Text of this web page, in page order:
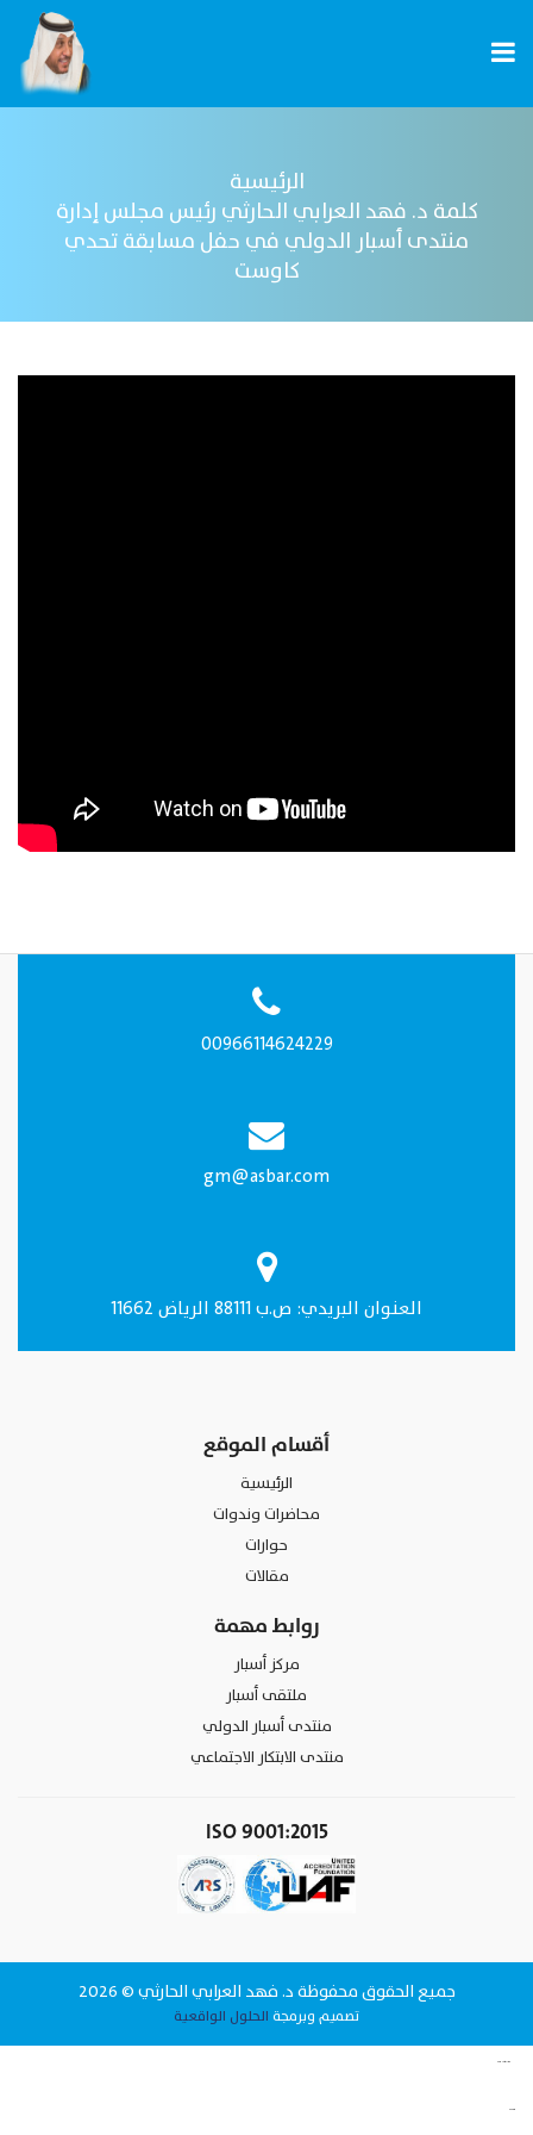
الرئيسية
كلمة د. فهد العرابي الحارثي رئيس مجلس إدارة
منتدى أسبار الدولي في حفل مسابقة تحدي
كاوست
00966114624229
gm@asbar.com
العنـوان البريدي: ص.ب 88111 الرياض 11662
أقسام الموقع
الرئيسية
محاضرات وندوات
حوارات
مقالات
روابط مهمة
مركز أسبار
ملتقى أسبار
منتدى أسبار الدولي
منتدى الابتكار الاجتماعي
ISO 9001:2015
جميع الحقوق محفوظة د. فهد العرابي الحارثي © 2026
تصميم وبرمجة الحلول الواقعية
www.datattime4it.com
www.rs4it.sa